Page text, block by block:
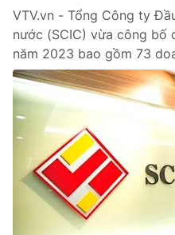
Hậu trường
Nhân vật
Khán giả
Giải sao mai
Điện ảnh
Âm nhạc
Sao
Đời sống
Du lịch
Làm đẹp
Chất lượng cuộc sống
Giáo dục
Tuyển sinh
Học trực tuyến
Công nghệ
Hitech Công nghệ tương
Sản phẩm
Thị trường
Giao lưu trực tuyến
Lịch phát sóng
VTV.vn - Tổng Công ty
nước (SCIC) vừa công bố
năm 2023 bao gồm 73